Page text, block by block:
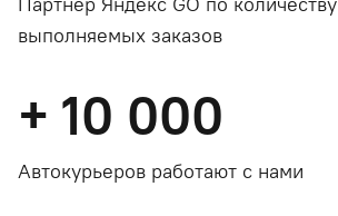
выполняемых заказов
+ 10 000
Автокурьеров работают с нами